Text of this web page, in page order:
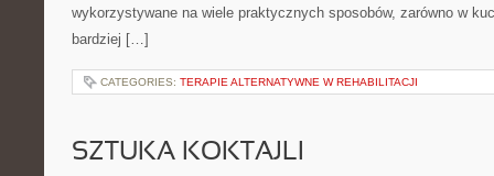
wykorzystywane na wiele praktycznych sposobów, zarówno w
bardziej […]
CATEGORIES: TERAPIE ALTERNATYWNE W REHABILITACJI
SZTUKA KOKTAJLI